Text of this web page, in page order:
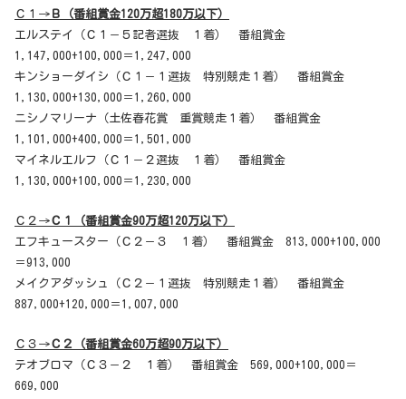
Ｃ１→ Ｂ（番組賞金120万超180万以下）
エルステイ（Ｃ１－５記者選抜 １着） 番組賞金
1,147,000+100,000＝1,247,000
キンショーダイシ（Ｃ１－１選抜 特別競走１着） 番組賞金
1,130,000+130,000＝1,260,000
ニシノマリーナ（土佐春花賞 重賞競走１着） 番組賞金
1,101,000+400,000＝1,501,000
マイネルエルフ（Ｃ１－２選抜 １着） 番組賞金
1,130,000+100,000＝1,230,000
Ｃ２→Ｃ１（番組賞金90万超120万以下）
エフキュースター（Ｃ２－３ １着） 番組賞金 813,000+100,000
＝913,000
メイクアダッシュ（Ｃ２－１選抜 特別競走１着） 番組賞金
887,000+120,000＝1,007,000
Ｃ３→Ｃ２（番組賞金60万超90万以下）
テオブロマ（Ｃ３－２ １着） 番組賞金 569,000+100,000＝
669,000